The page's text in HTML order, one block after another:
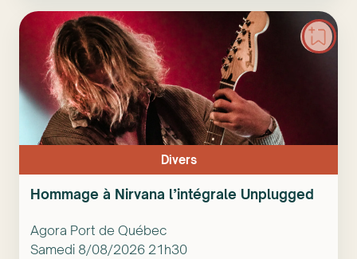
Divers
Hommage à Nirvana l’intégrale Unplugged
Agora Port de Québec
Samedi 8/08/2026 21h30